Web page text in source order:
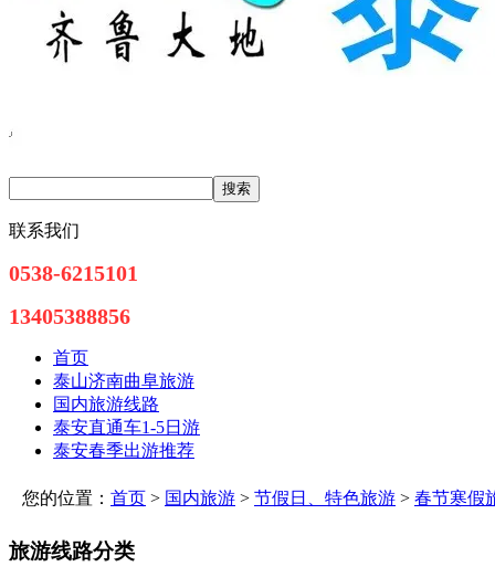
联系我们
0538-6215101
13405388856
首页
泰山济南曲阜旅游
国内旅游线路
泰安直通车1-5日游
泰安春季出游推荐
您的位置： 首页 > 国内旅游 > 节假日、特色旅游 > 春节寒假
旅游线路分类